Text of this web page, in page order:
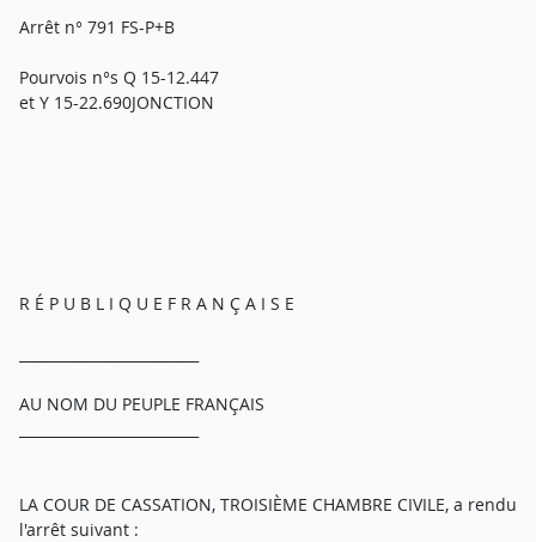
Arrêt n° 791 FS-P+B
Pourvois n°s Q 15-12.447
et Y 15-22.690JONCTION
R É P U B L I Q U E F R A N Ç A I S E
AU NOM DU PEUPLE FRANÇAIS
LA COUR DE CASSATION, TROISIÈME CHAMBRE CIVILE, a rendu
l'arrêt suivant :